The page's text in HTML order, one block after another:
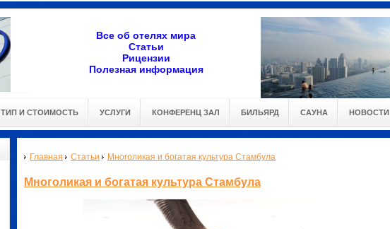
Все об отелях мира
Статьи
Рицензии
Полезная информация
ТИП И СТОИМОСТЬ УСЛУГИ КОНФЕРЕНЦ ЗАЛ БИЛЬЯРД САУНА НОВОСТИ
Главная Статьи Многоликая и богатая культура Стамбула
Многоликая и богатая культура Стамбула